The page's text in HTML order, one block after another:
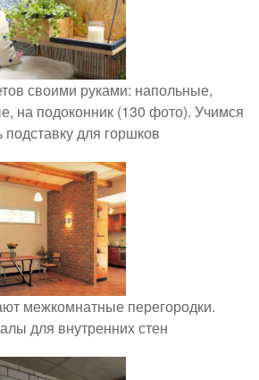
своими руками: напольные,
на подоконник (130 фото). Учимся
подставку для горшков
межкомнатные перегородки.
для внутренних стен